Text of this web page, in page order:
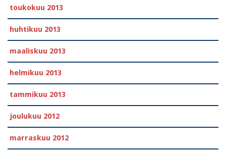
toukokuu 2013
huhtikuu 2013
maaliskuu 2013
helmikuu 2013
tammikuu 2013
joulukuu 2012
marraskuu 2012